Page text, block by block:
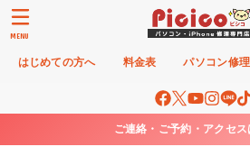
はじめての方へ 料金表 パソコン修理
MENU
ご連絡・ご予約・アクセス